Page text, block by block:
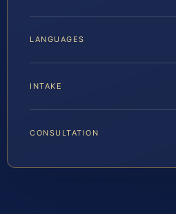
LANGUAGES
INTAKE
CONSULTATION